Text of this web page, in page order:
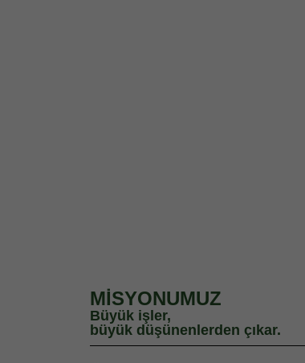
MİSYONUMUZ
Büyük işler,
büyük düşünenlerden çıkar.